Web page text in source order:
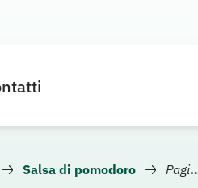
Salsa di pomodoro Pagina 2